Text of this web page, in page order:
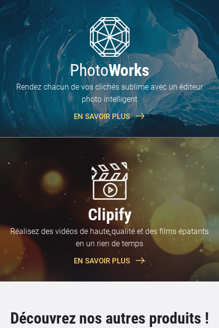
PhotoWorks
Rendez chacun de vos clichés sublime avec un éditeur
photo intelligent
EN SAVOIR PLUS
Clipify
Réalisez des vidéos de haute qualité et des films épatants
en un rien de temps
EN SAVOIR PLUS
Découvrez nos autres produits !